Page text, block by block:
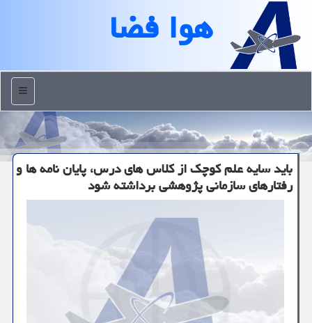
هوا فضا
منو
باید سایه علم کوچک از کلاس های درس، پایان نامه ها و
رفتارهای سازمانی پژوهشی برداشته شود